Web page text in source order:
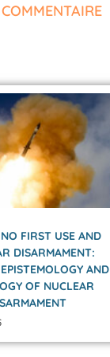
FIRST USE AND
DISARMAMENT:
AND
OF NUCLEAR